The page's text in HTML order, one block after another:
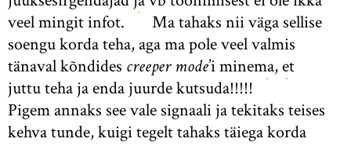
veel mingit infot.
Ma tahaks nii väga sellise
soengu korda teha, aga ma pole veel valmis
tänaval kõndides creeper mode’i minema, et
juttu teha ja enda juurde kutsuda!!!!!
Pigem annaks see vale signaali ja tekitaks teises
kehva tunde, kuigi tegelt tahaks täiega korda